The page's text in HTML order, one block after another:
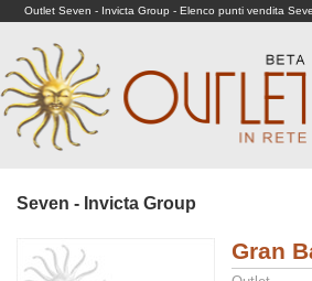
Outlet Seven - Invicta Group - Elenco punti vendita
Seven - Invicta Group
Gran